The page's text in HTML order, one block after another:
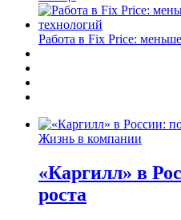
Работа в Fix Price:
Жизнь в компании
«Каргилл» в
роста